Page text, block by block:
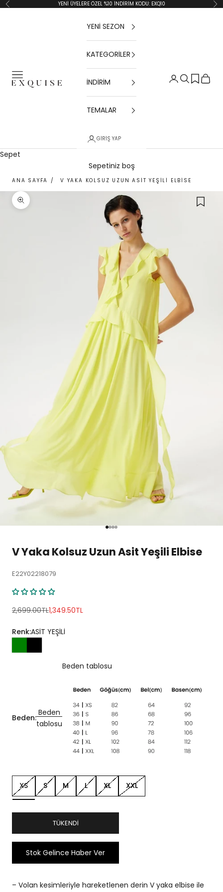
İçeriğe geç
Geri YENİ ÜYELERE ÖZEL %10 İNDİRİM KODU: EXQ10
Menü
Exquise TR
Giriş Yap
Ara Sepet
YENİ SEZON
KATEGORİLER
İNDİRİM
TEMALAR
GIRIŞ YAP
Sepet
Sepetiniz boş
ANA SAYFA / V YAKA KOLSUZ UZUN ASIT YEŞILI ELBISE
Yakınlaştır
1 ögesine git
2 ögesine git
3 ögesine git
4 ögesine git
V Yaka Kolsuz Uzun Asit Yeşili Elbise
E22Y02218079
Normal fiyat
2,699.00TLİndirimli fiyat
1,349.50TL
Renk:ASİT YEŞİLİ
Beden:
Beden
tablosu
Beden tablosu
XS S M L XL XXL
TÜKENDI
Stok Gelince Haber Ver
– Volan kesimleriyle hareketlenen derin V yaka elbise ile